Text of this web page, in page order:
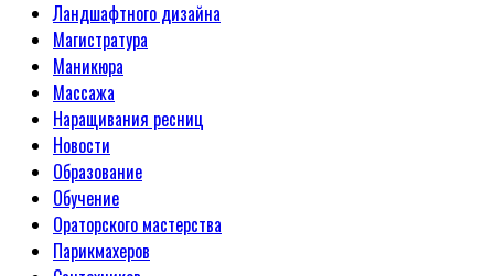
Ландшафтного дизайна
Магистратура
Маникюра
Массажа
Наращивания ресниц
Новости
Образование
Обучение
Ораторского мастерства
Парикмахеров